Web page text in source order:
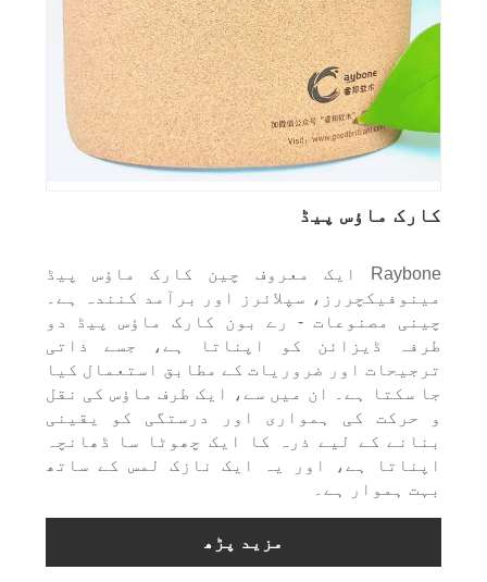
کارک ماؤس پیڈ
Raybone ایک معروف چین کارک ماؤس پیڈ
مینوفیکچررز، سپلائرز اور برآمد کنندہ ہے۔
چینی مصنوعات - رے بون کارک ماؤس پیڈ دو
طرفہ ڈیزائن کو اپناتا ہے، جسے ذاتی
ترجیحات اور ضروریات کے مطابق استعمال کیا
جا سکتا ہے۔ ان میں سے، ایک طرف ماؤس کی نقل
و حرکت کی ہمواری اور درستگی کو یقینی
بنانے کے لیے ذرہ کا ایک چھوٹا سا ڈھانچہ
اپناتا ہے، اور یہ ایک نازک لمس کے ساتھ
بہت ہموار ہے۔
مزید پڑھ